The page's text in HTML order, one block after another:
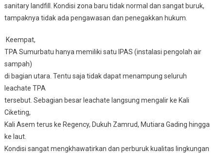
sanitary landfill. Kondisi zona baru tidak normal dan sangat buruk,
tampaknya tidak ada pengawasan dan penegakkan hukum.
Keempat,
TPA Sumurbatu hanya memiliki satu IPAS (instalasi pengolah air
sampah)
di bagian utara. Tentu saja tidak dapat menampung seluruh
leachate TPA
tersebut. Sebagian besar leachate langsung mengalir ke Kali
Ciketing,
Kali Asem terus ke Regency, Dukuh Zamrud, Mutiara Gading hingga
ke laut.
Kondisi sangat mengkhawatirkan dan perburuk kualitas lingkungan